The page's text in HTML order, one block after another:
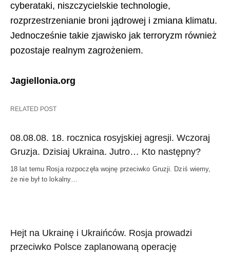
cyberataki, niszczycielskie technologie,
rozprzestrzenianie broni jądrowej i zmiana klimatu.
Jednocześnie takie zjawisko jak terroryzm również
pozostaje realnym zagrożeniem.
Jagiellonia.org
RELATED POST
08.08.08. 18. rocznica rosyjskiej agresji. Wczoraj
Gruzja. Dzisiaj Ukraina. Jutro… Kto następny?
18 lat temu Rosja rozpoczęła wojnę przeciwko Gruzji. Dziś wiemy,
że nie był to lokalny…
Hejt na Ukrainę i Ukraińców. Rosja prowadzi
przeciwko Polsce zaplanowaną operację